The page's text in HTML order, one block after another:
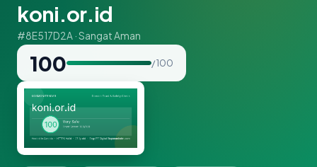
koni.or.id
#8E517D2A · Sangat Aman
100 / 100